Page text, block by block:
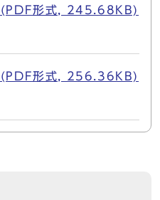
(PDF形式, 245.68KB)
(PDF形式, 256.36KB)